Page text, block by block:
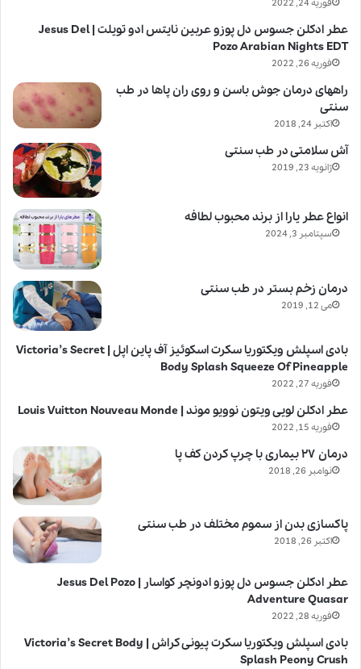
فوریه 24, 2022
عطر ادکلن جسوس دل پوزو عربین نایتس ادو تویلت | Jesus Del
Pozo Arabian Nights EDT
فوریه 26, 2022
راههای درمان جوش باسن و روی ران پاها در طب
سنتی
اکتبر 24, 2018
آش سلامتی در طب سنتی
ژانویه 23, 2019
انواع عطر یارا از برند محبوب لطافه
سپتامبر 3, 2024
درمان زخم بستر در طب سنتی
می 12, 2019
بادی اسپلش ویکتوریا سکرت اسکوئیز آف پاین اپل | Victoria’s Secret
Body Splash Squeeze Of Pineapple
فوریه 27, 2022
عطر ادکلن لویی ویتون نوویو موند | Louis Vuitton Nouveau Monde
فوریه 15, 2022
درمان ۲۷ بیماری با چرپ کردن کف پا
نوامبر 26, 2018
پاکسازی بدن از سموم مختلف در طب سنتی
اکتبر 26, 2018
عطر ادکلن جسوس دل پوزو ادونچر کواسار | Jesus Del Pozo
Adventure Quasar
فوریه 28, 2022
بادی اسپلش ویکتوریا سکرت پیونی کراش | Victoria’s Secret Body
Splash Peony Crush